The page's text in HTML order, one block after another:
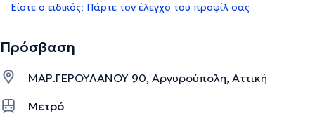
Είστε ο ειδικός; Πάρτε τον έλεγχο του προφίλ σας
Πρόσβαση
ΜΑΡ.ΓΕΡΟΥΛΑΝΟΥ 90, Αργυρούπολη, Αττική
Μετρό